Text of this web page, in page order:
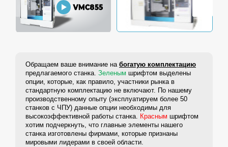
Обращаем ваше внимание на богатую комплектацию
предлагаемого станка. Зеленым шрифтом выделены
опции, которые, как правило, участники рынка в
стандартную комплектацию не включают. По нашему
производственному опыту (эксплуатируем более 50
станков с ЧПУ) данные опции необходимы для
высокоэффективной работы станка. Красным шрифтом
хотим подчеркнуть, что главные элементы нашего
станка изготовлены фирмами, которые признаны
мировыми лидерами в своей области.